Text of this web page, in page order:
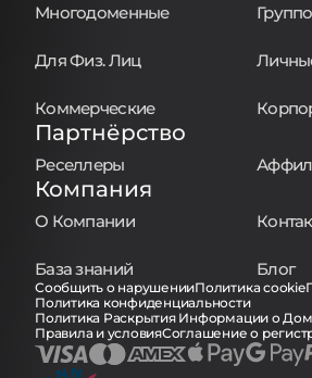
Многодоменные
Для Физ. Лиц
Коммерческие
Партнёрство
Реселлеры
Компания
О Компании
База знаний Блог
Сообщить о нарушенииПолитика cookie
Политика конфиденциальности
Политика Раскрытия Информации о
Правила и условияСоглашение о